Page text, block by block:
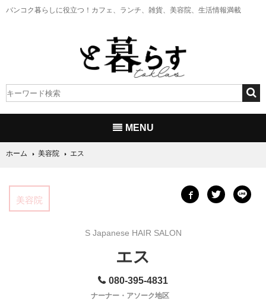
バンコク暮らしに役立つ！ カフェ、ランチ、雑貨、美容院、生活情報満載
MENU
ホーム 美容院 エス
美容院
S Japanese HAIR SALON
エス
080-395-4831
ナーナー・アソーク地区